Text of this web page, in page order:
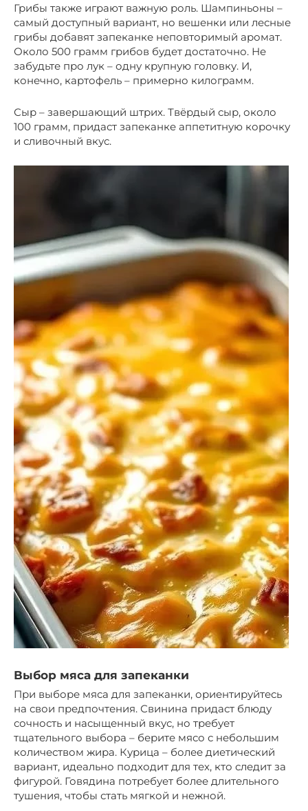
Грибы также играют важную роль. Шампиньоны –
самый доступный вариант, но вешенки или лесные
грибы добавят запеканке неповторимый аромат.
Около 500 грамм грибов будет достаточно. Не
забудьте про лук – одну крупную головку. И,
конечно, картофель – примерно килограмм.
Сыр – завершающий штрих. Твёрдый сыр, около
100 грамм, придаст запеканке аппетитную корочку
и сливочный вкус.
Выбор мяса для запеканки
При выборе мяса для запеканки, ориентируйтесь
на свои предпочтения. Свинина придаст блюду
сочность и насыщенный вкус, но требует
тщательного выбора – берите мясо с небольшим
количеством жира. Курица – более диетический
вариант, идеально подходит для тех, кто следит за
фигурой. Говядина потребует более длительного
тушения, чтобы стать мягкой и нежной.